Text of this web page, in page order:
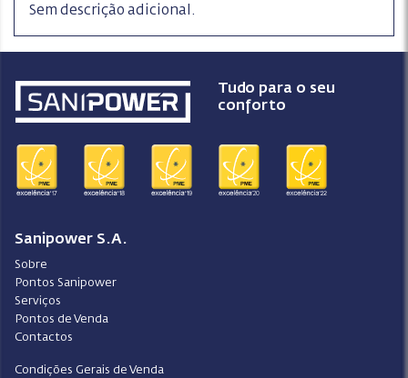
Sem descrição adicional.
Tudo para o seu
conforto
Sanipower S.A.
Sobre
Pontos Sanipower
Serviços
Pontos de Venda
Contactos
Condições Gerais de Venda